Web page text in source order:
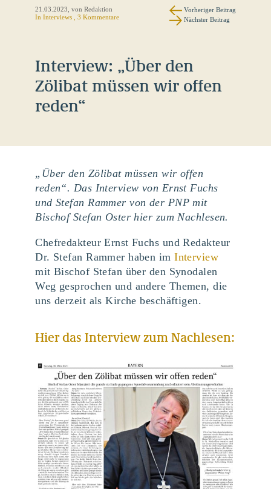
21.03.2023 , von Redaktion
InInterviews , 3 Kommentare
Vorheriger Beitrag
Nächster Beitrag
Interview: „Über den
Zölibat müssen wir offen
reden“
„Über den Zölibat müssen wir offen
reden“. Das Interview von Ernst Fuchs
und Stefan Rammer von der PNP mit
Bischof Stefan Oster hier zum Nachlesen.
Chefredakteur Ernst Fuchs und Redakteur
Dr. Stefan Rammer haben imInterview
mit Bischof Stefan über den Synodalen
Weg gesprochen und andere Themen, die
uns derzeit als Kirche beschäftigen.
Hier das Interview zum Nachlesen: